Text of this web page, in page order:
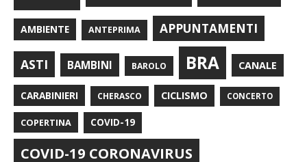
AMBIENTE ANTEPRIMA APPUNTAMENTI
ASTI BAMBINI BAROLO BRA CANALE
CARABINIERI CHERASCO CICLISMO CONCERTO
COPERTINA COVID-19
COVID-19 CORONAVIRUS